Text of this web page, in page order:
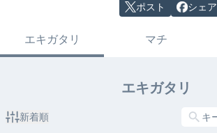
ポスト シェア
エキガタリ マチ
エキガタリ
新着順